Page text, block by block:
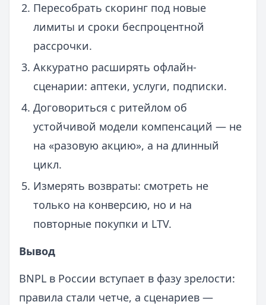
Пересобрать скоринг под новые
лимиты и сроки беспроцентной
рассрочки.
Аккуратно расширять офлайн-
сценарии: аптеки, услуги, подписки.
Договориться с ритейлом об
устойчивой модели компенсаций — не
на «разовую акцию», а на длинный
цикл.
Измерять возвраты: смотреть не
только на конверсию, но и на
повторные покупки и LTV.
Вывод
BNPL в России вступает в фазу зрелости:
правила стали четче, а сценариев —